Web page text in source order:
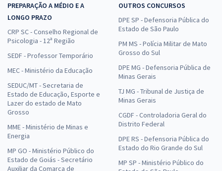
PREPARAÇÃO A MÉDIO E A
LONGO PRAZO
CRP SC - Conselho Regional de
Psicologia - 12ª Região
SEDF - Professor Temporário
MEC - Ministério da Educação
SEDUC/MT - Secretaria de
Estado de Educação, Esporte e
Lazer do estado de Mato
Grosso
MME - Ministério de Minas e
Energia
MP GO - Ministério Público do
Estado de Goiás - Secretário
Auxiliar da Comarca de
OUTROS CONCURSOS
DPE SP - Defensoria Pública do
Estado de São Paulo
PM MS - Polícia Militar de Mato
Grosso do Sul
DPE MG - Defensoria Pública de
Minas Gerais
TJ MG - Tribunal de Justiça de
Minas Gerais
CGDF - Controladoria Geral do
Distrito Federal
DPE RS - Defensoria Pública do
Estado do Rio Grande do Sul
MP SP - Ministério Público do